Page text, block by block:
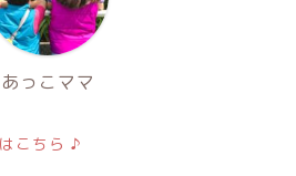
あっこママ
こちら ♪